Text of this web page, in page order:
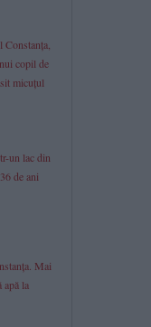
copil de
micuțul
un lac din
de ani
Mai
apă la